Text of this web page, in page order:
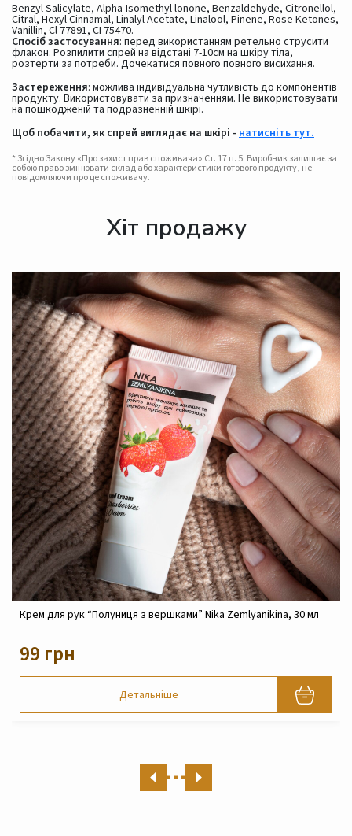
Benzyl Salicylate, Alpha-Isomethyl lonone, Benzaldehyde, Citronellol,
Citral, Hexyl Cinnamal, Linalyl Acetate, Linalool, Pinene, Rose Ketones,
Vanillin, Cl 77891, CI 75470.
Спосіб застосування: перед використанням ретельно струсити
флакон. Розпилити спрей на відстані 7-10см на шкіру тіла,
розтерти за потреби. Дочекатися повного повного висихання.
Застереження: можлива індивідуальна чутливість до компонентів
продукту. Використовувати за призначенням. Не використовувати
на пошкодженій та подразненній шкірі.
Щоб побачити, як спрей виглядає на шкірі - натисніть тут.
* Згідно Закону «Про захист прав споживача» Ст. 17 п. 5: Виробник залишає за
собою право змінювати склад або характеристики готового продукту, не
повідомляючи про це споживачу.
Хіт продажу
Крем реконструюючий живильний для обличчя Nika
820 грн